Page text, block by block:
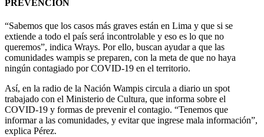
PREVENCIÓN
“Sabemos que los casos más graves están en Lima y que si se
extiende a todo el país será incontrolable y eso es lo que no
queremos”, indica Wrays. Por ello, buscan ayudar a que las
comunidades wampis se preparen, con la meta de que no haya
ningún contagiado por COVID-19 en el territorio.
Así, en la radio de la Nación Wampis circula a diario un spot
trabajado con el Ministerio de Cultura, que informa sobre el
COVID-19 y formas de prevenir el contagio. “Tenemos que
informar a las comunidades, y evitar que ingrese mala información”,
explica Pérez.